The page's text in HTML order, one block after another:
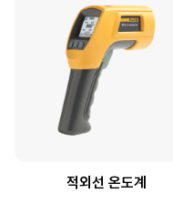
적외선 온도계